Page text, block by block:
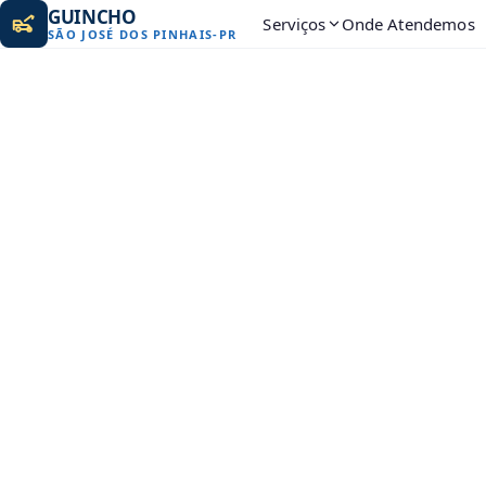
GUINCHO
SÃO JOSÉ DOS PINHAIS- PR Serviços Onde Atendemos